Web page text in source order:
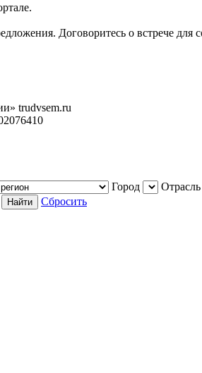
Договоритесь о встрече для
trudvsem.ru
Город Отрасль
Сбросить